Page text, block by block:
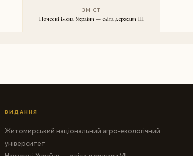
ЗМІСТ
Почесні імена України — еліта держави III
ВИДАННЯ
Житомирський національний агро-екологічний
університет